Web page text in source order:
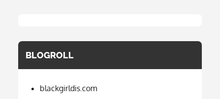
BLOGROLL
blackgirldis.com